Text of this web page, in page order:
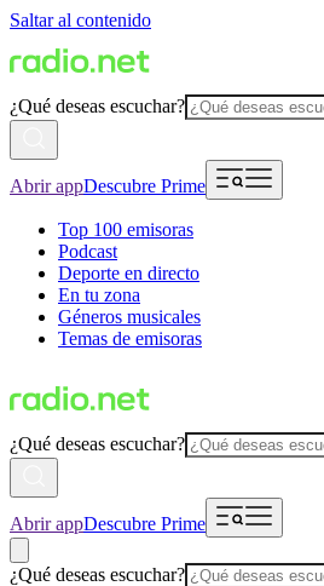
Saltar al contenido
¿Qué deseas escuchar?
Abrir appDescubre Prime
Top 100 emisoras
Podcast
Deporte en directo
En tu zona
Géneros musicales
Temas de emisoras
¿Qué deseas escuchar?
Abrir appDescubre Prime
¿Qué deseas escuchar?